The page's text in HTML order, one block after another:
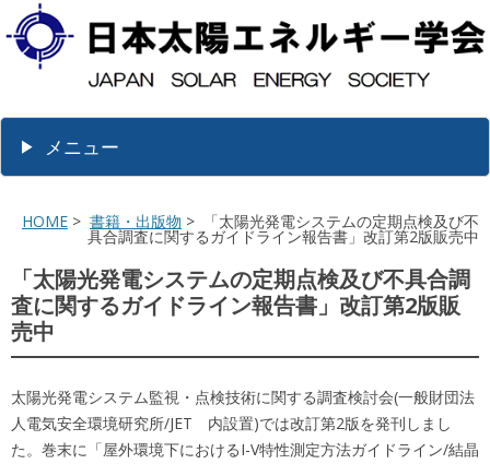
メニュー
HOME > 書籍・出版物 > 「太陽光発電システムの定期点検及び不
具合調査に関するガイドライン報告書」改訂第2版販売中
「太陽光発電システムの定期点検及び不具合調
査に関するガイドライン報告書」改訂第2版販
売中
太陽光発電システム監視・点検技術に関する調査検討会(一般財団法
人電気安全環境研究所/JET 内設置)では改訂第2版を発刊しまし
た。巻末に「屋外環境下におけるI-V特性測定方法ガイドライン/結晶